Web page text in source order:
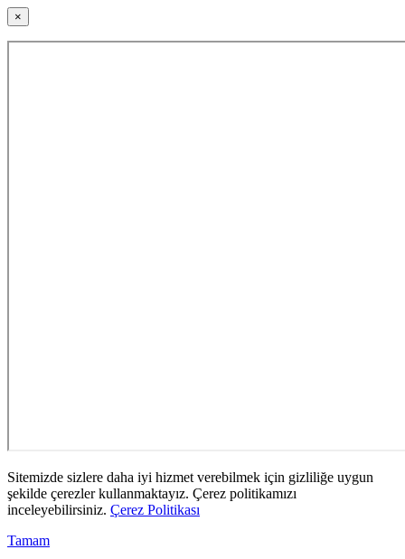
×
Sitemizde sizlere daha iyi hizmet verebilmek için gizliliğe uygun
şekilde çerezler kullanmaktayız. Çerez politikamızı
inceleyebilirsiniz. Çerez Politikası
Tamam